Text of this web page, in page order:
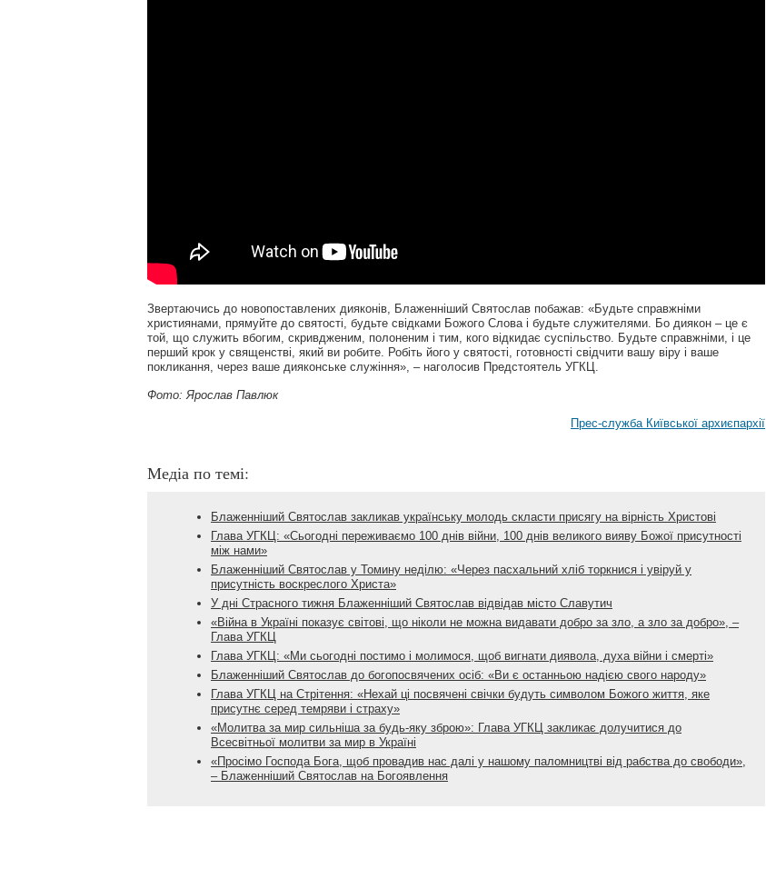
Звертаючись до новопоставлених дияконів, Блаженніший Святослав побажав: «Будьте справжніми
християнами, прямуйте до святості, будьте свідками Божого Слова і будьте служителями. Бо диякон – це є
той, що служить вбогим, скривдженим, полоненим і тим, кого відкидає суспільство. Будьте справжніми, і це
перший крок у священстві, який ви робите. Робіть його у святості, готовності свідчити вашу віру і ваше
покликання, через ваше дияконське служіння», – наголосив Предстоятель УГКЦ.
Фото: Ярослав Павлюк
Прес-служба Київської архиєпархії
Медіа по темі:
Блаженніший Святослав закликав українську молодь скласти присягу на вірність Христові
Глава УГКЦ: «Сьогодні переживаємо 100 днів війни, 100 днів великого вияву Божої присутності
між нами»
Блаженніший Святослав у Томину неділю: «Через пасхальний хліб торкнися і увіруй у
присутність воскреслого Христа»
У дні Страсного тижня Блаженніший Святослав відвідав місто Славутич
«Війна в Україні показує світові, що ніколи не можна видавати добро за зло, а зло за добро», –
Глава УГКЦ
Глава УГКЦ: «Ми сьогодні постимо і молимося, щоб вигнати диявола, духа війни і смерті»
Блаженніший Святослав до богопосвячених осіб: «Ви є останньою надією свого народу»
Глава УГКЦ на Стрітення: «Нехай ці посвячені свічки будуть символом Божого життя, яке
присутнє серед темряви і страху»
«Молитва за мир сильніша за будь-яку зброю»: Глава УГКЦ закликає долучитися до
Всесвітньої молитви за мир в Україні
«Просімо Господа Бога, щоб провадив нас далі у нашому паломництві від рабства до свободи»,
– Блаженніший Святослав на Богоявлення